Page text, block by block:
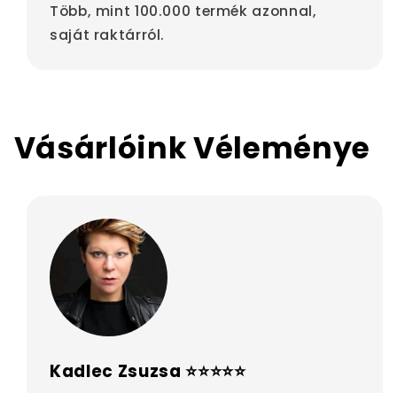
Több, mint 100.000 termék azonnal,
saját raktárról.
Vásárlóink Véleménye
Kadlec Zsuzsa ⭐⭐⭐⭐⭐